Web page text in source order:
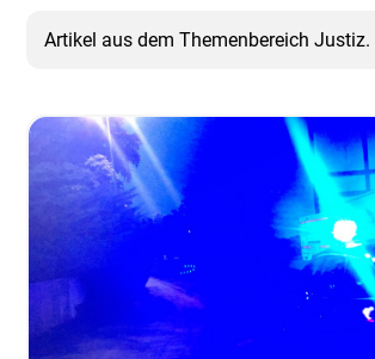
Artikel aus dem Themenbereich Justiz.